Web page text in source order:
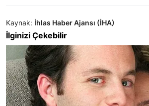
Kaynak: İhlas Haber Ajansı (İHA)